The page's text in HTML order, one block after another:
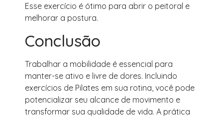
Esse exercício é ótimo para abrir o peitoral e
melhorar a postura.
Conclusão
Trabalhar a mobilidade é essencial para
manter-se ativo e livre de dores. Incluindo
exercícios de Pilates em sua rotina, você pode
potencializar seu alcance de movimento e
transformar sua qualidade de vida. A prática